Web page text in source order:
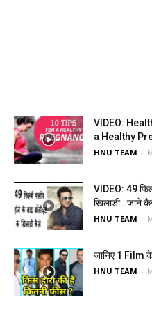
VIDEO:
a Healthy
HNU TEAM -
VIDEO: 49
खिलाडी…जाने
HNU TEAM -
जानिए 1 Film
HNU TEAM -